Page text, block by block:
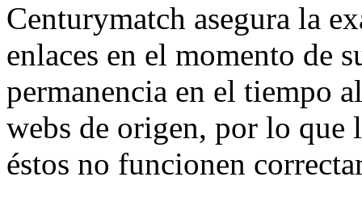
Centurymatch asegura la
enlaces en el momento de
permanencia en el tiempo
webs de origen, por lo que
éstos no funcionen